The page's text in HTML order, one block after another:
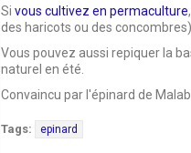
Si vous cultivez en permaculture
des haricots ou des
Vous pouvez aussi repiquer la
naturel en été.
Convaincu par l'épinard de
Tags: epinard